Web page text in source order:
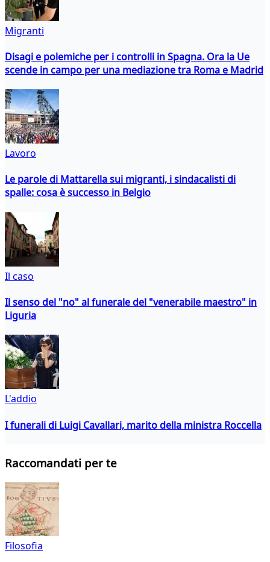
Migranti
Disagi e polemiche per i controlli in Spagna. Ora la Ue
scende in campo per una mediazione tra Roma e Madrid
Lavoro
Le parole di Mattarella sui migranti, i sindacalisti di
spalle: cosa è successo in Belgio
Il caso
Il senso del "no" al funerale del "venerabile maestro" in
Liguria
L'addio
I funerali di Luigi Cavallari, marito della ministra Roccella
Raccomandati per te
Filosofia